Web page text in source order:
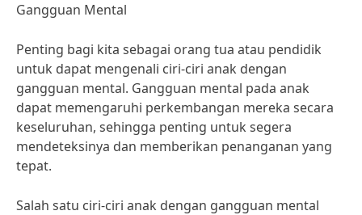
Gangguan Mental
Penting bagi kita sebagai orang tua atau pendidik
untuk dapat mengenali ciri-ciri anak dengan
gangguan mental. Gangguan mental pada anak
dapat memengaruhi perkembangan mereka secara
keseluruhan, sehingga penting untuk segera
mendeteksinya dan memberikan penanganan yang
tepat.
Salah satu ciri-ciri anak dengan gangguan mental